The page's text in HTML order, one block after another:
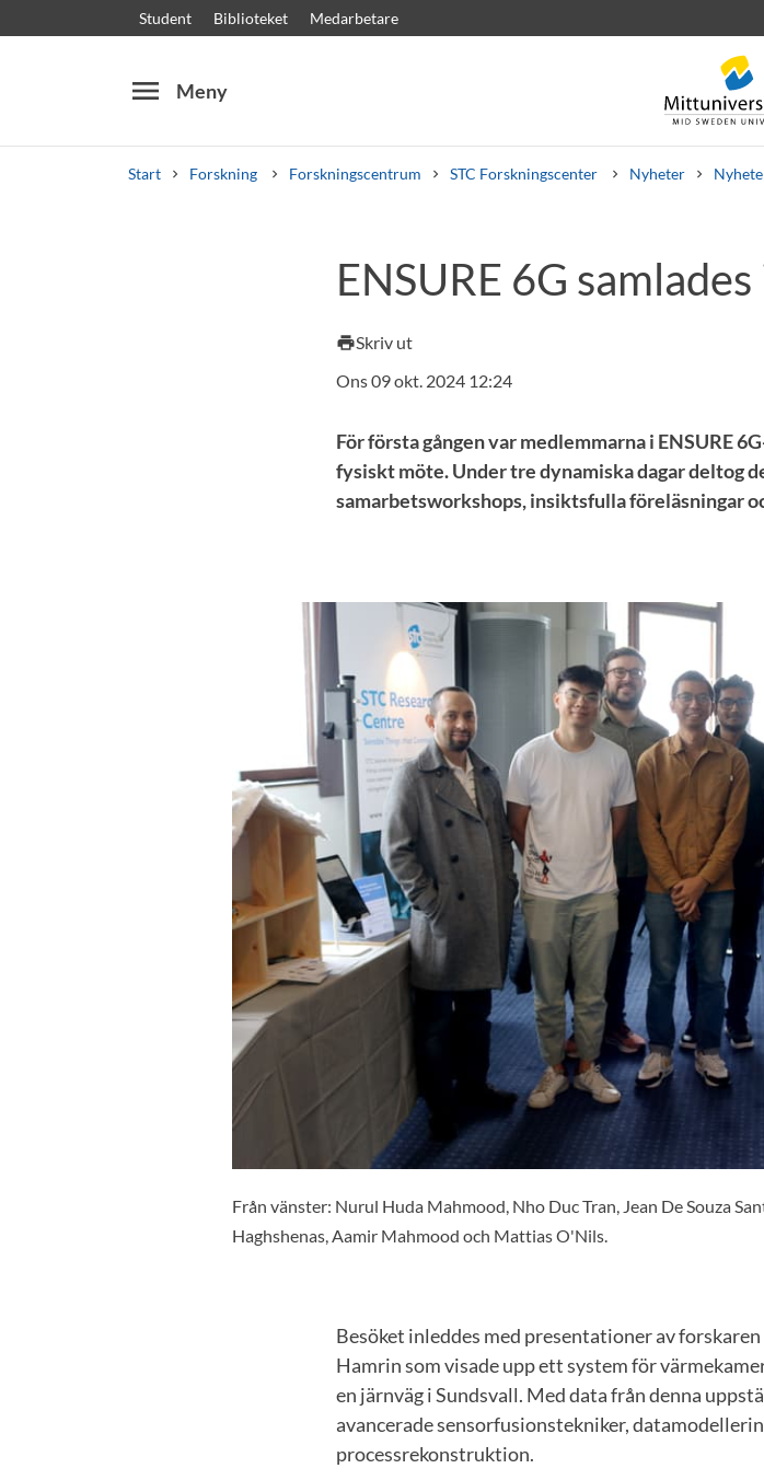
Student Biblioteket Medarbetare
menu Meny
Start Forskning Forskningscentrum STC Forskningscenter Nyheter
Kursplaner VälkomstbrevPersonalLediga jobb
ENSURE 6G
printSkriv ut
Ons 09 okt. 2024 12:24
För första gången var medlemmarna i ENSURE
fysiskt möte. Under tre dynamiska dagar deltog
samarbetsworkshops, insiktsfulla föreläsningar
Från vänster: Nurul Huda Mahmood, Nho Duc Tran, Jean De Souza
Haghshenas, Aamir Mahmood och Mattias O'Nils.
Besöket inleddes med presentationer av
Hamrin som visade upp ett system för
en järnväg i Sundsvall. Med data från denna
avancerade sensorfusionstekniker,
processrekonstruktion.